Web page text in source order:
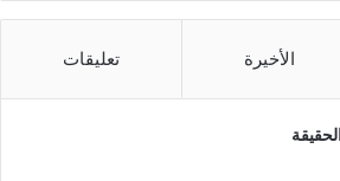
الأخيرة تعليقات